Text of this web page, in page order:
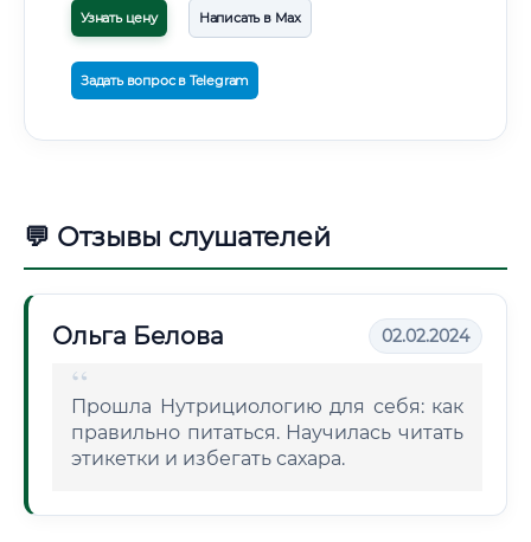
Узнать цену Написать в Max
Задать вопрос в Telegram
💬 Отзывы слушателей
Ольга Белова 02.02.2024
Прошла Нутрициологию для себя: как
правильно питаться. Научилась читать
этикетки и избегать сахара.